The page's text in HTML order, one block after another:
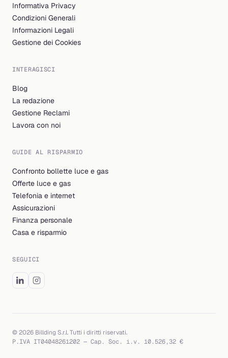
Informativa Privacy
Condizioni Generali
Informazioni Legali
Gestione dei Cookies
INTERAGISCI
Blog
La redazione
Gestione Reclami
Lavora con noi
GUIDE AL RISPARMIO
Confronto bollette luce e gas
Offerte luce e gas
Telefonia e internet
Assicurazioni
Finanza personale
Casa e risparmio
SEGUICI
© 2026 Billding S.r.l. Tutti i diritti riservati.
P.IVA IT04048261202 — Cap. Soc. i.v. 10.526,32 €